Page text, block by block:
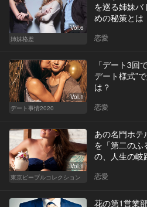
Vol.6
姉妹格差
を巡る姉妹バ
めの秘策とは
恋愛
Vol.1
デート事情2020
「デート3回
デート様式”
は？
恋愛
Vol.1
東京ピープルコレクション
あの名門ホテ
を「第二のふ
の、人生の岐
恋愛
花の第1営業